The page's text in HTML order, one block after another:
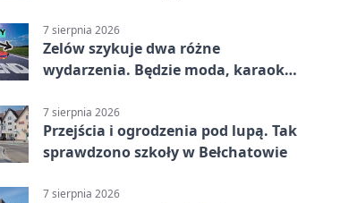
7 sierpnia 2026
Zelów szykuje dwa różne
wydarzenia. Będzie moda, karaoke
7 sierpnia 2026
Przejścia i ogrodzenia pod lupą. Tak
sprawdzono szkoły w Bełchatowie
7 sierpnia 2026